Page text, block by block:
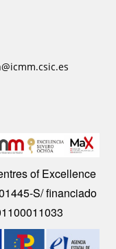
of Excellence
S/ financiado